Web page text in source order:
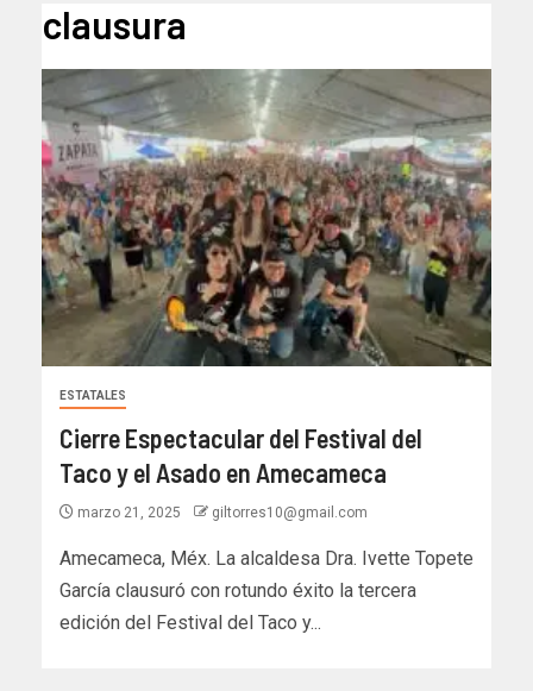
clausura
ESTATALES
Cierre Espectacular del Festival del
Taco y el Asado en Amecameca
marzo 21, 2025 giltorres10@gmail.com
Amecameca, Méx. La alcaldesa Dra. Ivette Topete
García clausuró con rotundo éxito la tercera
edición del Festival del Taco y...